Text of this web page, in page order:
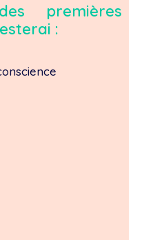
premières
: